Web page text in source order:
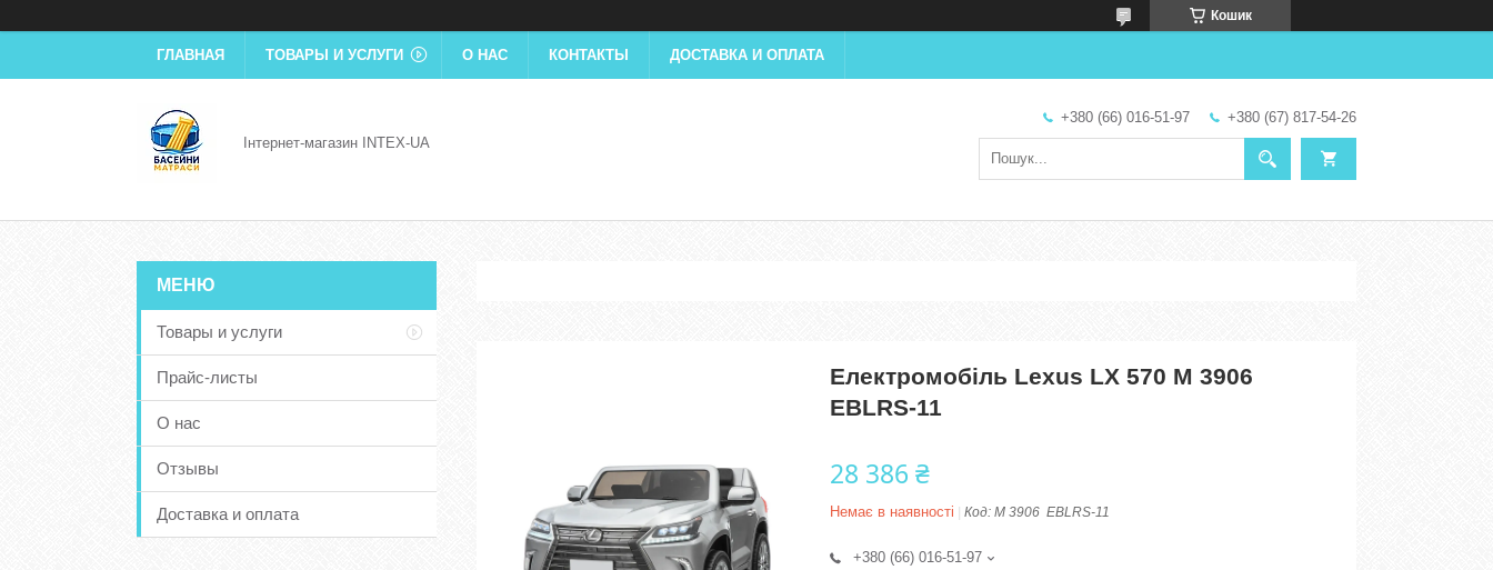
Кошик
ГЛАВНАЯ ТОВАРЫ И УСЛУГИ О НАС КОНТАКТЫ ДОСТАВКА И ОПЛАТА
Інтернет-магазин INTEX-UA
+380 (66) 016-51-97 +380 (67) 817-54-26
Електромобіль Lexus LX 570 M 3906
EBLRS-11
28 386 ₴
Немає в наявності Код: M 3906 EBLRS-11
+380 (66) 016-51-97
Товары и услуги
Прайс-листы
О нас
Отзывы
Доставка и оплата